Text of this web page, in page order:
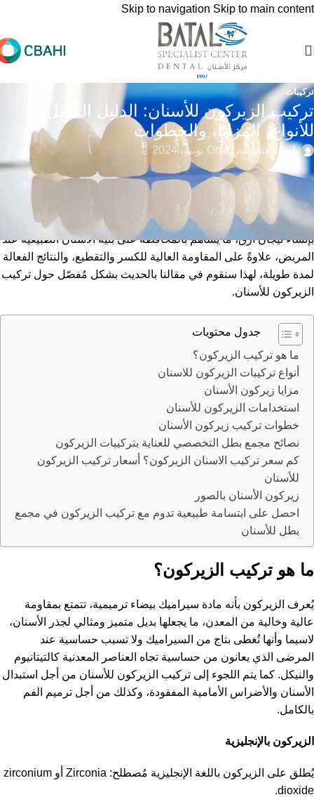
Skip to navigation Skip to main content
تركيبات
تركيب الزيركون للأسنان: الدليل الكامل
للأنواع، المزايا، والخطوات
طبيب متخصص On 2 يونيو، 2024 0
يُعتبر تركيب الزيركون للأسنان في السنوات الأخيرة، خيارًا رائعًا وموثقًا
للمرضى من الناحية الجمالية، حيث يمنح مظهرًا مطابقًا للأسنان
الطبيعية من حيث اللون والشفافية، كما يَمنح ابتسامة طبيعية
وواضحة، في الوقت الذي تَسمح فيه القوة الاستثنائية لمادة الزركونيا
بإنشاء تيجان أرق، ما يساهم بالمحافظة على بنية الأسنان الطبيعية عند
المريض، علاوةً على المقاومة العالية للكسر والتقطيع، والنتائج الفعالة
لمدة طويلة، لهذا سنقوم في مقالنا بالحديث بشكل مُفصّل حول تركيب
الزيركون للأسنان.
جدول محتويات
ما هو تركيب الزيركون؟
أنواع تركيبات الزيركون للاسنان
مزايا زيركون الأسنان
استخدامات الزيركون للأسنان
خطوات تركيب زيركون الأسنان
نصائح مجمع بطل التخصصي للعناية بتركيبات الزيركون
كم سعر تركيب الاسنان الزيركون؟ أسعار تركيب الزيركون
للأسنان
زيركون الأسنان بالصور
احصل على ابتسامة طبيعية تدوم مع تركيب الزيركون في مجمع
بطل للأسنان
ما هو تركيب الزيركون؟
يُعرف الزيركون بأنه مادة سيراميك بيضاء ترميمية، تتمتع بمقاومة
عالية وخالية من المعدن، ما يجعلها بديل متميز ومثالي لجذر الأسنان،
لاسيما وأنها تُغطى بتاج من السيراميك ولا تسبب حساسية عند
المرضى الذي يعانون من حساسية تجاه العناصر المعدنية كالتيتانيوم
والنيكل. كما يتم اللجوء إلى تركيب الزيركون للأسنان من أجل استبدال
الأسنان والأضراس الأمامية المفقودة، وكذلك من أجل ترميم الفم
بالكامل.
الزيركون بالإنجليزية
يُطلق على الزيركون باللغة الإنجليزية مُصطلح: Zirconia أو zirconium
dioxide.